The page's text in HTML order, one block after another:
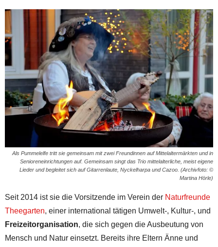
Als Pummelelfe tritt sie gemeinsam mit zwei Freundinnen auf Mittelaltermärkten und in
Senioreneinrichtungen auf. Gemeinsam singt das Trio mittelalterliche, meist eigene
Lieder und begleitet sich auf Gitarrenlaute, Nyckelharpa und Cazoo. (Archivfoto: ©
Martina Hörle)
Seit 2014 ist sie die Vorsitzende im Verein der Naturfreunde
Theegarten, einer international tätigen Umwelt-, Kultur-, und
Freizeitorganisation, die sich gegen die Ausbeutung von
Mensch und Natur einsetzt. Bereits ihre Eltern Änne und